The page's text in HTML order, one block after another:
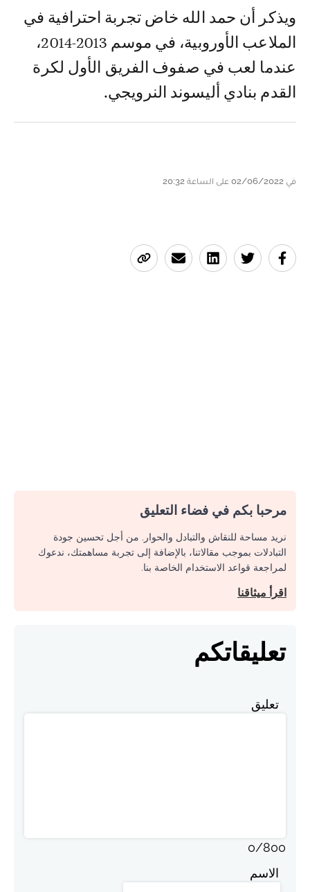
ويذكر أن حمد الله خاض تجربة احترافية في
الملاعب الأوروبية، في موسم 2013-2014،
عندما لعب في صفوف الفريق الأول لكرة
القدم بنادي أليسوند النرويجي.
في 02/06/2022 على الساعة 20:32
مرحبا بكم في فضاء التعليق
نريد مساحة للنقاش والتبادل والحوار. من أجل تحسين جودة
التبادلات بموجب مقالاتنا، بالإضافة إلى تجربة مساهمتك، ندعوك
لمراجعة قواعد الاستخدام الخاصة بنا.
اقرأ ميثاقنا
تعليقاتكم
تعليق
0/800
الاسم